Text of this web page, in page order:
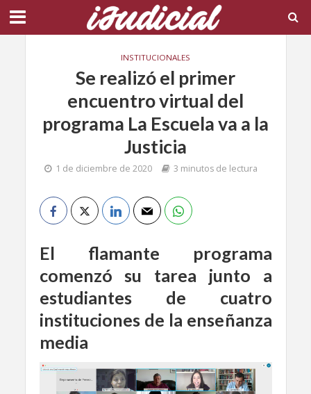
INSTITUCIONALES
Se realizó el primer
encuentro virtual del
programa La Escuela va a la
Justicia
1 de diciembre de 2020 3 minutos de lectura
El flamante programa
comenzó su tarea junto a
estudiantes de cuatro
instituciones de la enseñanza
media